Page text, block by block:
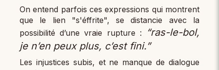
On entend parfois ces expressions qui montrent
que le lien "s'éffrite", se distancie avec la
possibilité d’une vraie rupture :
“ras-le-bol,
je n’en peux plus, c’est fini.”
Les injustices subis, et ne manque de dialogue